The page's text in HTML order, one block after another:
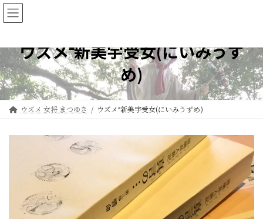
コ
ン
へ
ス
キ
ッ
ナ
ビ
ョ
ン
に
移
ウズメ⁼新美宇受女(にいみうず
め)
ウズメ 女将 まつゆき ウズメ⁼新美宇受女(にいみうずめ)